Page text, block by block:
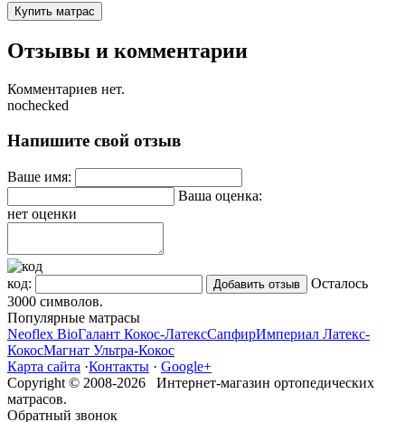
Купить матрас
Отзывы и комментарии
Комментариев нет.
nochecked
Напишите свой отзыв
Ваше имя:
Ваша оценка:
нет оценки
код:
Осталось
3000 символов.
Популярные матрасы
Neoflex BioГалант Кокос-ЛатексСапфирИмпериал Латекс-
КокосМагнат Ультра-Кокос
Карта сайта ·Контакты · Google+
Copyright © 2008-2026 Интернет-магазин ортопедических
матрасов.
Обратный звонок